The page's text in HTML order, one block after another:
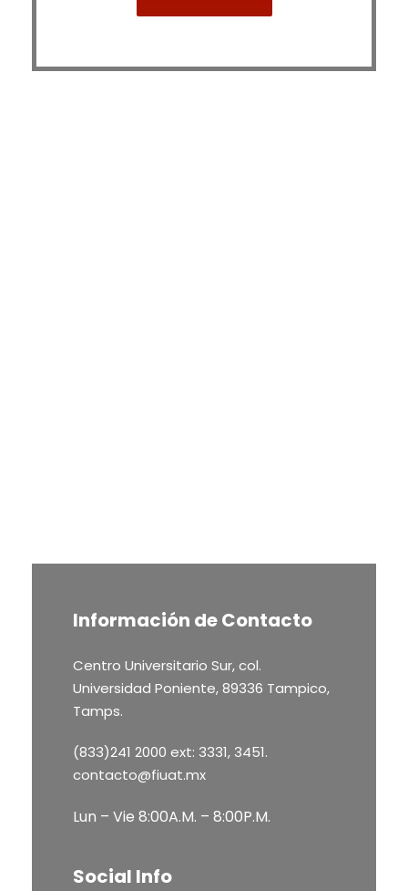
Información de Contacto
Centro Universitario Sur, col.
Universidad Poniente, 89336 Tampico,
Tamps.
(833)241 2000 ext: 3331, 3451.
contacto@fiuat.mx
Lun – Vie 8:00A.M. – 8:00P.M.
Social Info